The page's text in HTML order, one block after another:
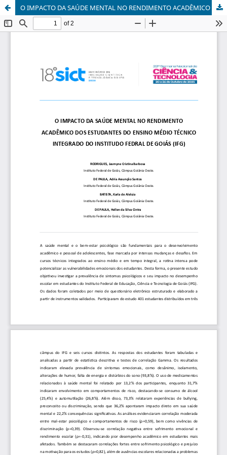
O IMPACTO DA SAÚDE MENTAL NO RENDIMENTO ACADÊMICO DOS ESTUDANTES DO ENSINO MÉDIO TÉCNICO INTEGRADO DO INSTITUDO FEDRAL DE GOIÁS (IFG)